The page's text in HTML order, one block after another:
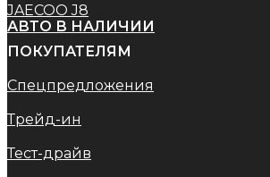
JAECOO J8
АВТО В НАЛИЧИИ
ПОКУПАТЕЛЯМ
Спецпредложения
Трейд-ин
Тест-драйв